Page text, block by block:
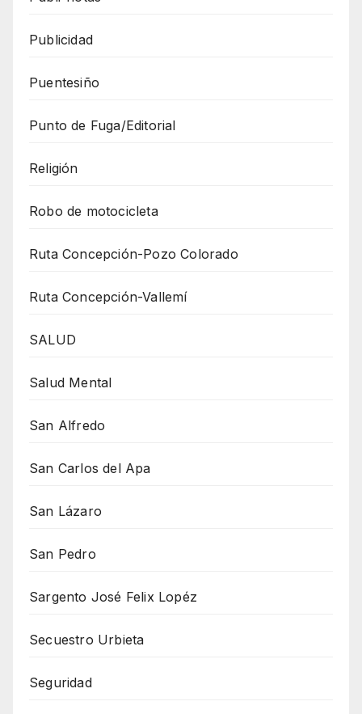
Publicidad
Puentesiño
Punto de Fuga/Editorial
Religión
Robo de motocicleta
Ruta Concepción-Pozo Colorado
Ruta Concepción-Vallemí
SALUD
Salud Mental
San Alfredo
San Carlos del Apa
San Lázaro
San Pedro
Sargento José Felix Lopéz
Secuestro Urbieta
Seguridad